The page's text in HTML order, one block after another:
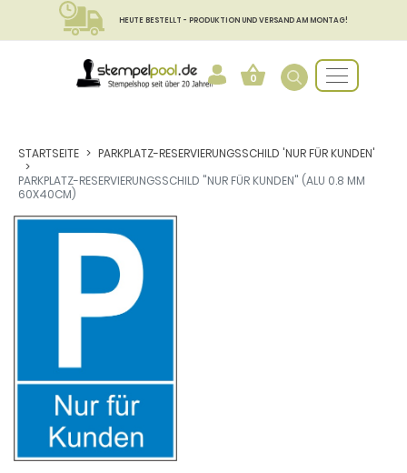
HEUTE BESTELLT - PRODUKTION UND VERSAND AM MONTAG!
0
STARTSEITE
PARKPLATZ-RESERVIERUNGSSCHILD 'NUR FÜR KUNDEN'
PARKPLATZ-RESERVIERUNGSSCHILD "NUR FÜR KUNDEN" (ALU 0.8 MM
60X40CM)